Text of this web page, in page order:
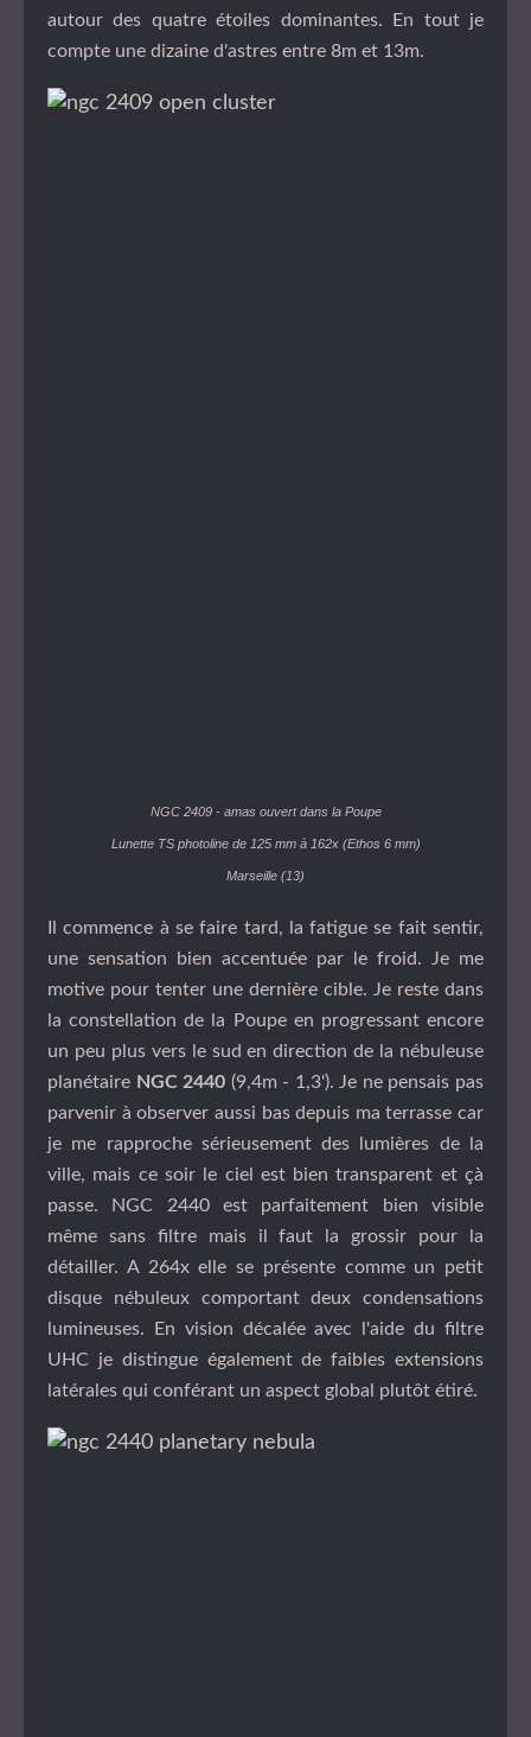
autour des quatre étoiles dominantes. En tout je
compte une dizaine d'astres entre 8m et 13m.
NGC 2409 - amas ouvert dans la Poupe
Lunette TS photoline de 125 mm à 162x (Ethos 6 mm)
Marseille (13)
Il commence à se faire tard, la fatigue se fait sentir,
une sensation bien accentuée par le froid. Je me
motive pour tenter une dernière cible. Je reste dans
la constellation de la Poupe en progressant encore
un peu plus vers le sud en direction de la nébuleuse
planétaire NGC 2440 (9,4m - 1,3'). Je ne pensais pas
parvenir à observer aussi bas depuis ma terrasse car
je me rapproche sérieusement des lumières de la
ville, mais ce soir le ciel est bien transparent et çà
passe. NGC 2440 est parfaitement bien visible
même sans filtre mais il faut la grossir pour la
détailler. A 264x elle se présente comme un petit
disque nébuleux comportant deux condensations
lumineuses. En vision décalée avec l'aide du filtre
UHC je distingue également de faibles extensions
latérales qui conférant un aspect global plutôt étiré.